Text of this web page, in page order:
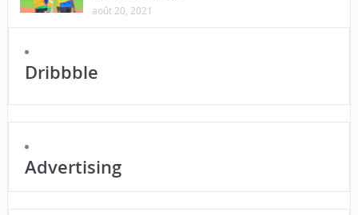
août 20, 2021
Dribbble
Advertising